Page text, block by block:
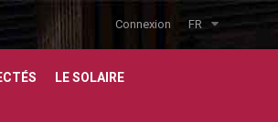
FR
Connexion
LE SOLAIRE